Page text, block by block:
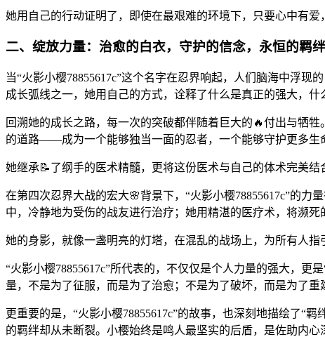
她用自己的行动证明了，即使在最艰难的环境下，只要心中有爱
二、绽放力量：治愈的白衣，守护的信念，永恒的羁绊
当“火影小樱78855617c”这个名字在忍界响起，人们脑海中浮
成长弧线之一，她用自己的方式，诠释了什么是真正的强大，什
回溯她的成长之路，每一次的突破都伴随着巨大的🔥付出与牺
的道路——成为一个能够独当一面的忍者，一个能够守护更多生
她继承📝了纲手的医术精髓，更将这份医术与自己的体术完美结
在第四次忍界大战的宏大🌸背景下，“火影小樱78855617c”的
中，冷静地为受伤的战友进行治疗；她用精湛的医疗术，将濒
她的身影，就像一盏明亮的灯塔，在混乱的战场上，为所有人指
“火影小樱78855617c”所代表的，不仅仅是个人力量的强大，
量，不是为了征服，而是为了治愈；不是为了破坏，而是为了
更重要的是，“火影小樱78855617c”的故事，也深刻地描绘了“
的羁绊却从未断裂。小樱始终是鸣人最坚实的后盾，是佐助内心